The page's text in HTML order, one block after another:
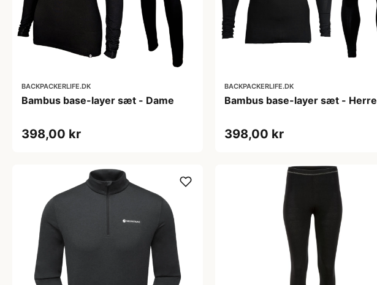
BACKPACKERLIFE.DK
Bambus base-layer sæt - Dame
398,00 kr
BACKPACKERLIFE.DK
Bambus base-layer sæt - Herre
398,00 kr